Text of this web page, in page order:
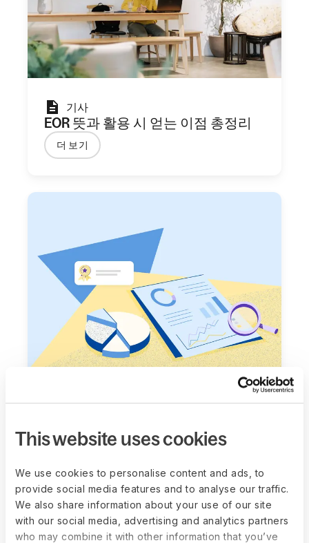
This website uses cookies
We use cookies to personalise content and ads, to
provide social media features and to analyse our traffic.
We also share information about your use of our site
with our social media, advertising and analytics partners
who may combine it with other information that you’ve
기사
EOR 뜻과 활용 시 얻는 이점 총정리
더 보기
경영진을 설득하는 HR 시스템 도입
전략